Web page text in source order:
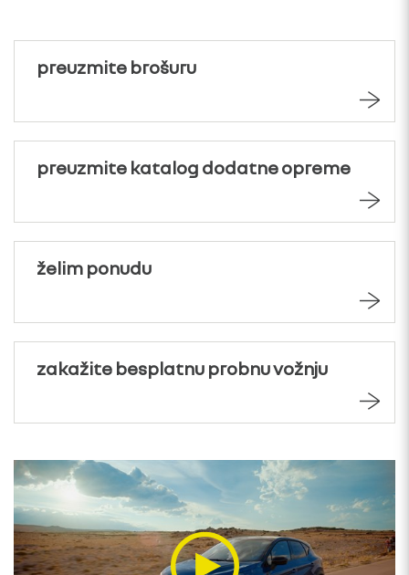
preuzmite brošuru
preuzmite katalog dodatne opreme
želim ponudu
zakažite besplatnu probnu vožnju